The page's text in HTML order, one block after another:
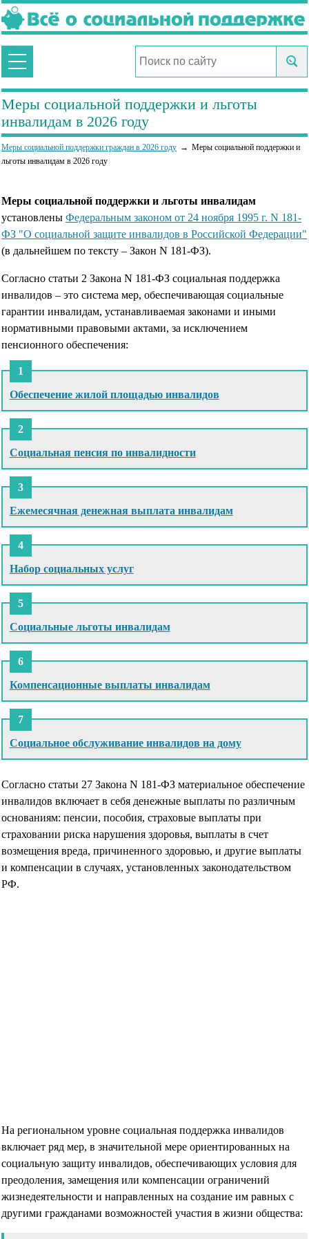
Меры социальной поддержки и льготы
инвалидам в 2026 году
Меры социальной поддержки граждан в 2026 году
Меры социальной поддержки и
льготы инвалидам в 2026 году
Меры социальной поддержки и льготы инвалидам
установлены Федеральным законом от 24 ноября 1995 г. N 181-
ФЗ "О социальной защите инвалидов в Российской Федерации"
(в дальнейшем по тексту – Закон N 181-ФЗ).
Согласно статьи 2 Закона N 181-ФЗ социальная поддержка
инвалидов – это система мер, обеспечивающая социальные
гарантии инвалидам, устанавливаемая законами и иными
нормативными правовыми актами, за исключением
пенсионного обеспечения:
Обеспечение жилой площадью инвалидов
Социальная пенсия по инвалидности
Ежемесячная денежная выплата инвалидам
Набор социальных услуг
Социальные льготы инвалидам
Компенсационные выплаты инвалидам
Социальное обслуживание инвалидов на дому
Согласно статьи 27 Закона N 181-ФЗ материальное обеспечение
инвалидов включает в себя денежные выплаты по различным
основаниям: пенсии, пособия, страховые выплаты при
страховании риска нарушения здоровья, выплаты в счет
возмещения вреда, причиненного здоровью, и другие выплаты
и компенсации в случаях, установленных законодательством
РФ.
На региональном уровне социальная поддержка инвалидов
включает ряд мер, в значительной мере ориентированных на
социальную защиту инвалидов, обеспечивающих условия для
преодоления, замещения или компенсации ограничений
жизнедеятельности и направленных на создание им равных с
другими гражданами возможностей участия в жизни общества: